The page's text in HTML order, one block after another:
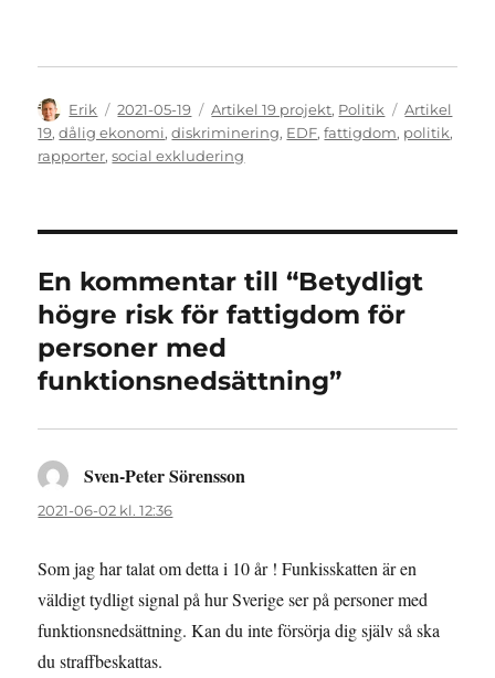
Författare
Erik
Publicerat
den
2021-05-19 Kategorier
Artikel 19 projekt, Politik Etiketter
Artikel
19,dålig ekonomi,diskriminering, EDF,fattigdom, politik,
rapporter,social exkludering
En kommentar till “Betydligt
högre risk för fattigdom för
personer med
funktionsnedsättning”
Sven-Peter Sörensson
2021-06-02 kl. 12:36
Som jag har talat om detta i 10 år ! Funkisskatten är en
väldigt tydligt signal på hur Sverige ser på personer med
funktionsnedsättning. Kan du inte försörja dig själv så ska
du straffbeskattas.